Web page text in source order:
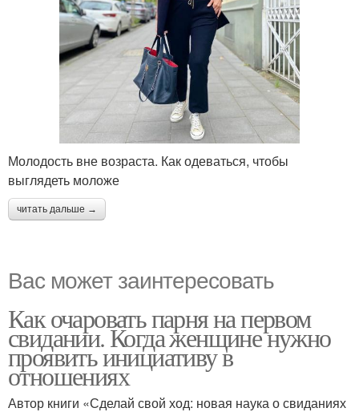
Молодость вне возраста. Как одеваться, чтобы
выглядеть моложе
читать дальше →
Вас может заинтересовать
Как очаровать парня на первом
свидании. Когда женщине нужно
проявить инициативу в
отношениях
Автор книги «Сделай свой ход: новая наука о свиданиях